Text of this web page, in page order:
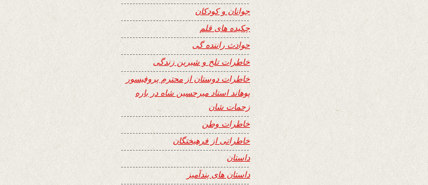
جوانان و کودکان
چکیده های قلم
حوادث راننده گی
خاطرات تلخ و شیرین زندگی
خاطرات دوستان از محترم پروفیسور
پوهاند استاد میرحسین شاه در باره
زحمات شان
خاطرات وطن
خاطراتی از فرهیختگان
داستان
داستان های پندآمیز